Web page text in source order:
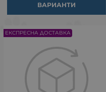
ВАРИАНТИ
ЕКСПРЕСНА ДОСТАВКА